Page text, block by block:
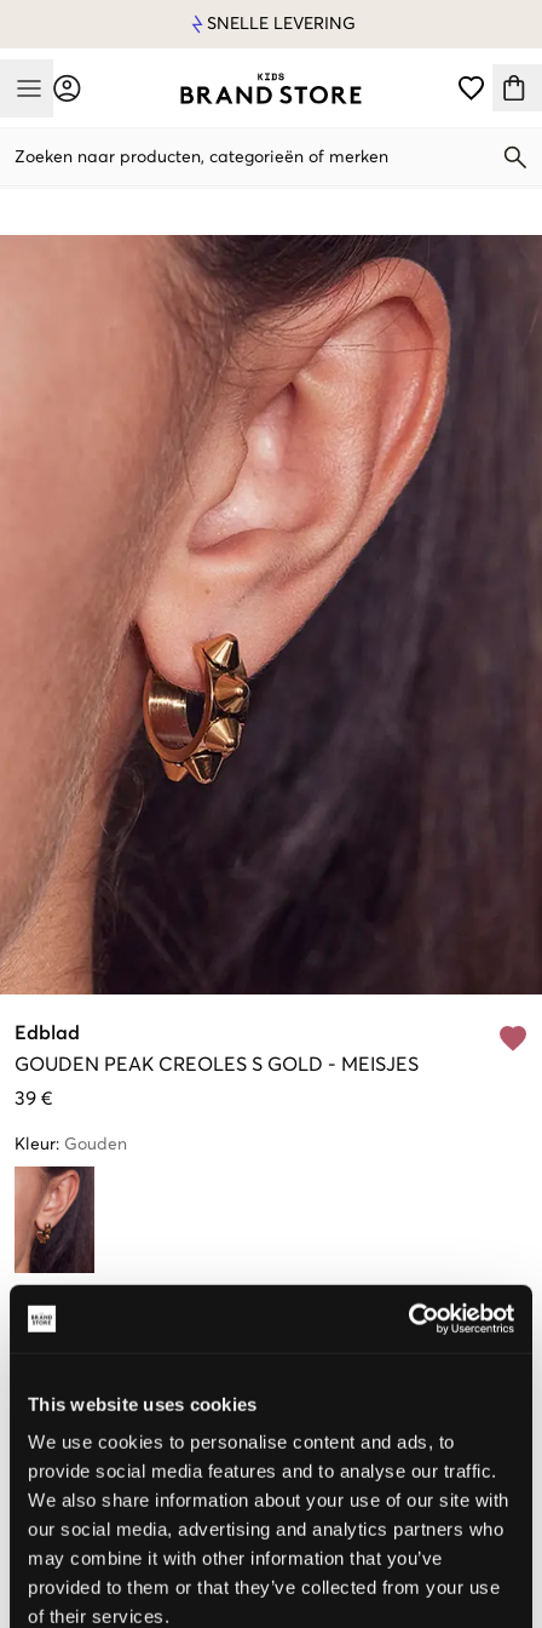
This website uses cookies
We use cookies to personalise content and ads, to
provide social media features and to analyse our traffic.
We also share information about your use of our site with
our social media, advertising and analytics partners who
may combine it with other information that you’ve
provided to them or that they’ve collected from your use
of their services.
SNELLE LEVERING
Mobile Menu
Zoeken naar producten, categorieën of merken
Edblad
GOUDEN PEAK CREOLES S GOLD - MEISJES
39 €
Kleur: Gouden
Maat
De maat lijkt
Te klein Perfect Te groot
KIES EEN MAAT